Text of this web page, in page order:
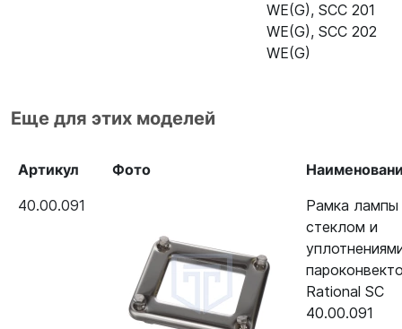
24.00.147
101G (газ)
102G (газ)
Пароконвектомат Rational CM
24.00.147
Пароконвектомат Rational CM
24.00.147
Пароконвектомат Rational SCC
24.00.147
WE(G), SCC 201
WE(G), SCC 202
WE(G)
Еще для этих моделей
Артикул Фото
40.00.091
Рамка лампы
стеклом и
Rational SC
40.00.091